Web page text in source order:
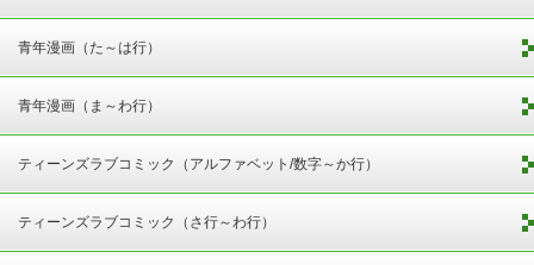
青年漫画（た～は行）
青年漫画（ま～わ行）
ティーンズラブコミック（アルファベット/数字～か行）
ティーンズラブコミック（さ行～わ行）